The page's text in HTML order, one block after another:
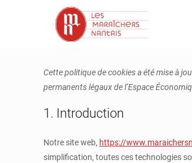
Cette politique de cookies a été mise à
permanents légaux de l’Espace
1. Introduction
Notre site web, https://
simplification, toutes ces technologies